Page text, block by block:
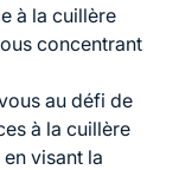
à la cuillère
concentrant
au défi de
à la cuillère
visant la